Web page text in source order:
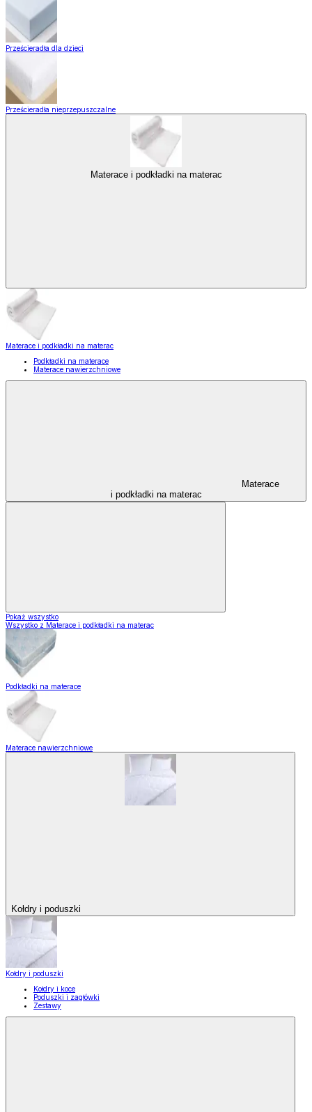
Prześcieradła dla dzieci
Prześcieradła nieprzepuszczalne
Materace i podkładki na materac
Materace i podkładki na materac
Podkładki na materace
Materace nawierzchniowe
Materace
i podkładki na materac
Pokaż wszystko
Wszystko z Materace i podkładki na materac
Podkładki na materace
Materace nawierzchniowe
Kołdry i poduszki
Kołdry i poduszki
Kołdry i koce
Poduszki i zagłówki
Zestawy